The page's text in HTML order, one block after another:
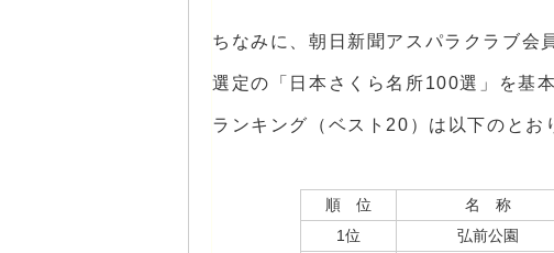
ちなみに、朝日新聞アスパラクラブ会
選定の「日本さくら名所100選」を基
ランキング（ベスト20）は以下のとお
順 位 名 称
1位
弘前公園